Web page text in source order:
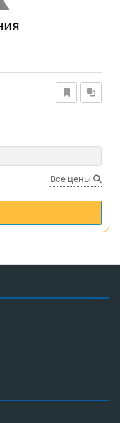
Все цены